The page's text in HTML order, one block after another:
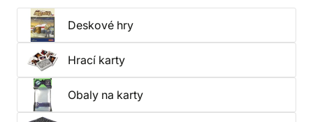
Deskové hry
Hrací karty
Obaly na karty